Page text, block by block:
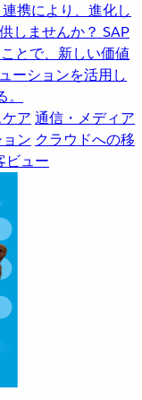
携により、進化し
しませんか？ SAP
とで、新しい価値
ーションを活用し
ア 通信・メディア
ン クラウドへの移
ビュー